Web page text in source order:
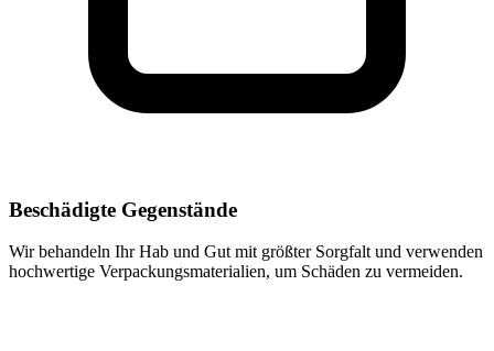
Beschädigte Gegenstände
Wir behandeln Ihr Hab und Gut mit größter Sorgfalt und verwenden
hochwertige Verpackungsmaterialien, um Schäden zu vermeiden.